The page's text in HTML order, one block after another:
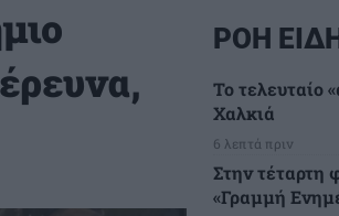
ΡΟΗ
Το τελευταίο
Χαλκιά
6 λεπτά πριν
Στην τέταρτη
«Γραμμή